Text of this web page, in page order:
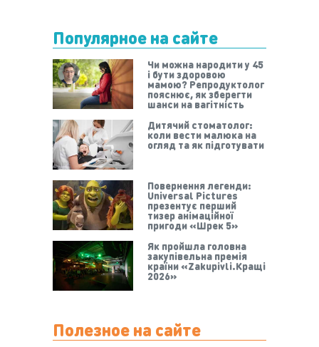
Популярное на сайте
Чи можна народити у 45
і бути здоровою
мамою? Репродуктолог
пояснює, як зберегти
шанси на вагітність
Дитячий стоматолог:
коли вести малюка на
огляд та як підготувати
Повернення легенди:
Universal Pictures
презентує перший
тизер анімаційної
пригоди «Шрек 5»
Як пройшла головна
закупівельна премія
країни «Zakupivli.Кращі
2026»
Полезное на сайте